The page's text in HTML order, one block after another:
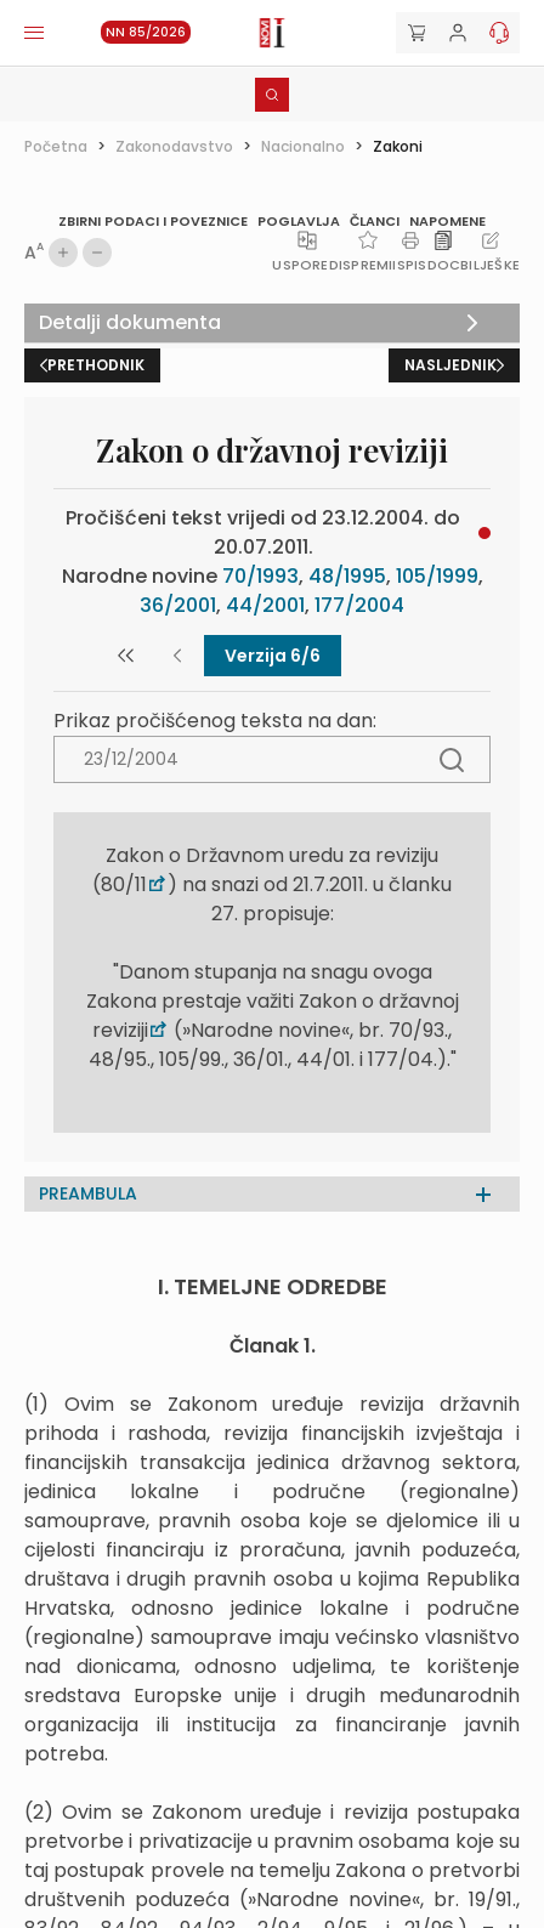
NN 85/2026
Početna > Zakonodavstvo > Nacionalno > Zakoni
ZBIRNI PODACI I POVEZNICE POGLAVLJA ČLANCI NAPOMENE
AA
USPOREDISPREMIISPISDOCBILJEŠKE
PRETHODNIK NASLJEDNIK
Zakon o državnoj reviziji
Pročišćeni tekst vrijedi od 23.12.2004. do
20.07.2011.
Narodne novine 70/1993, 48/1995, 105/1999,
36/2001, 44/2001, 177/2004
Verzija 6/6
Prikaz pročišćenog teksta na dan:
Zakon o Državnom uredu za reviziju
(80/11
) na snazi od 21.7.2011. u članku
27. propisuje:
"Danom stupanja na snagu ovoga
Zakona prestaje važiti Zakon o državnoj
reviziji
(»Narodne novine«, br. 70/93.,
48/95., 105/99., 36/01., 44/01. i 177/04.)."
PREAMBULA
I. TEMELJNE ODREDBE
Članak 1.
(1) Ovim se Zakonom uređuje revizija državnih
prihoda i rashoda, revizija financijskih izvještaja i
financijskih transakcija jedinica državnog sektora,
jedinica lokalne i područne (regionalne)
samouprave, pravnih osoba koje se djelomice ili u
cijelosti financiraju iz proračuna, javnih poduzeća,
društava i drugih pravnih osoba u kojima Republika
Hrvatska, odnosno jedinice lokalne i područne
(regionalne) samouprave imaju većinsko vlasništvo
nad dionicama, odnosno udjelima, te korištenje
sredstava Europske unije i drugih međunarodnih
organizacija ili institucija za financiranje javnih
potreba.
(2) Ovim se Zakonom uređuje i revizija postupaka
pretvorbe i privatizacije u pravnim osobama koje su
taj postupak provele na temelju Zakona o pretvorbi
društvenih poduzeća (»Narodne novine«, br. 19/91.,
Detalji dokumenta